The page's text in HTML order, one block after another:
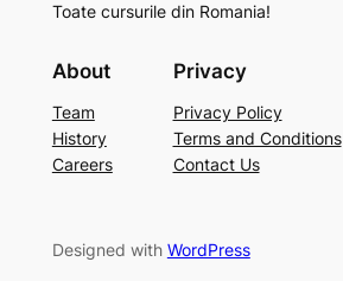
Toate cursurile din Romania!
About
Team
History
Careers
Privacy
Privacy Policy
Terms and Conditions
Contact Us
Designed with WordPress